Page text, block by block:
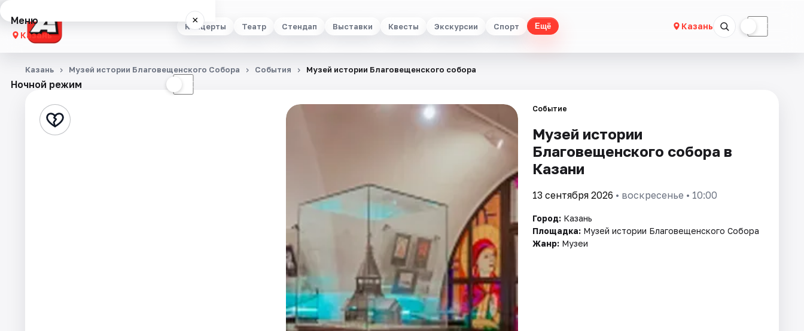
Концерты Театр Стендап Выставки Квесты Экскурсии Спорт Ещё Казань ☾
Меню ×
Казань
Концерты
Стендап
Ночной режим ☾
Казань Музей истории Благовещенского Собора События Музей истории Благовещенского собора
Событие
Музей истории
Благовещенского собора в
Казани
13 сентября 2026 • воскресенье • 10:00
Город: Казань
Площадка: Музей истории Благовещенского Собора
Жанр: Музеи